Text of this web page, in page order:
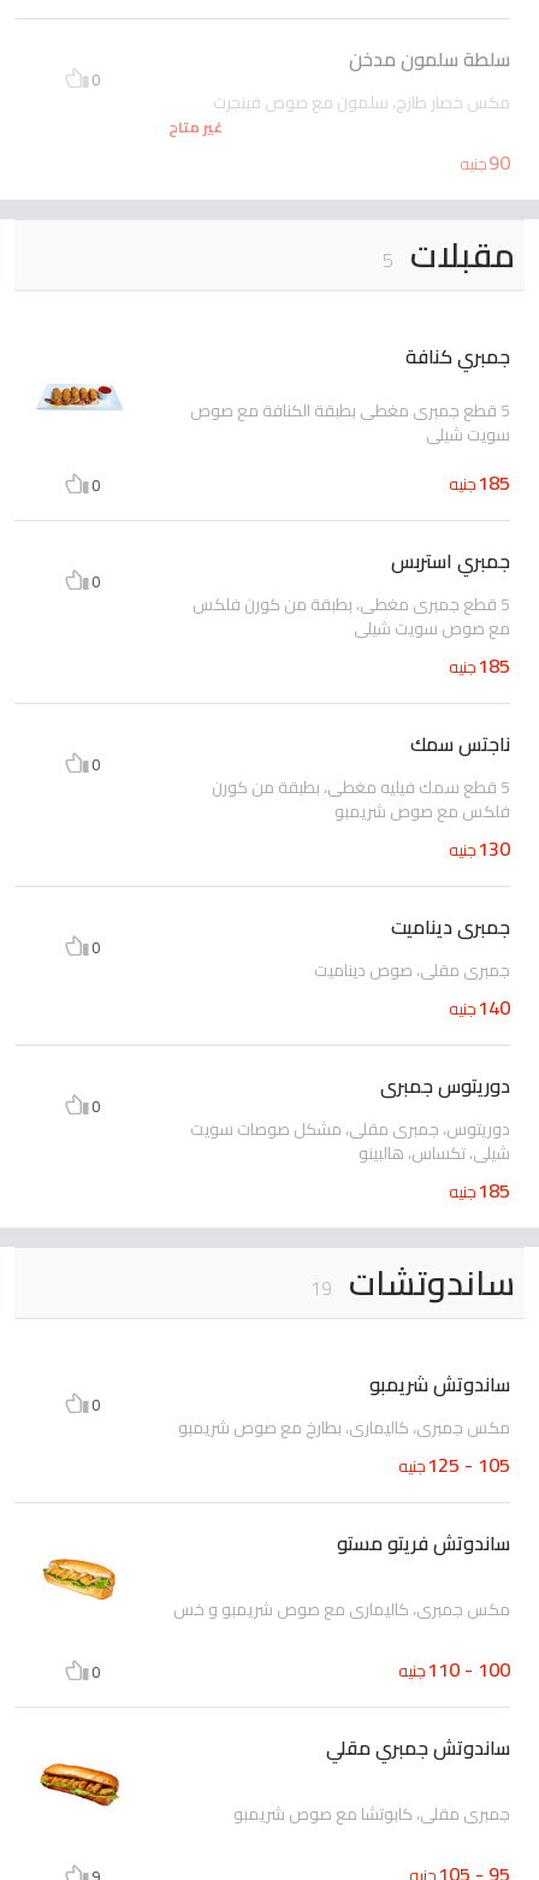
سلطة سلمون مدخن
مكس خصار طازج، سلمون مع صوص فينجرت
غير متاح
90جنيه
0
مقبلات 5
جمبري كنافة
5 قطع جمبرى مغطى بطبقة الكنافة مع صوص
سويت شيلى
185جنيه 0
جمبري استربس
5 قطع جمبرى مغطى، بطبقة من كورن فلكس
مع صوص سويت شيلى
185جنيه
0
ناجتس سمك
5 قطع سمك فيليه مغطى، بطبقة من كورن
فلكس مع صوص شريمبو
130جنيه
0
جمبرى ديناميت
جمبرى مقلى، صوص ديناميت
140جنيه
0
دوريتوس جمبرى
دوريتوس، جمبرى مقلى، مشكل صوصات سويت
شيلى، تكساس، هالبينو
185جنيه
0
ساندوتشات 19
ساندوتش شريمبو
مكس جمبرى، كاليمارى، بطارخ مع صوص شريمبو
105 - 125 جنيه
0
ساندوتش فريتو مستو
مكس جمبرى، كاليمارى مع صوص شريمبو و خس
100 - 110 جنيه 0
ساندوتش جمبري مقلي
جمبرى مقلى، كابوتشا مع صوص شريمبو